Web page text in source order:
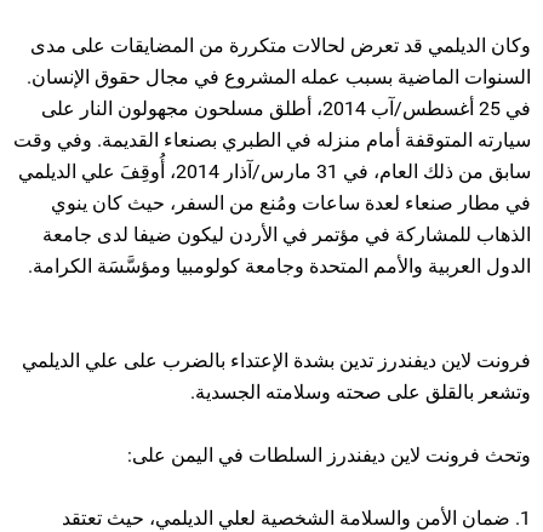
وكان الديلمي قد تعرض لحالات متكررة من المضايقات على مدى
السنوات الماضية بسبب عمله المشروع في مجال حقوق الإنسان.
في 25 أغسطس/آب 2014، أطلق مسلحون مجهولون النار على
سيارته المتوقفة أمام منزله في الطبري بصنعاء القديمة. وفي وقت
سابق من ذلك العام، في 31 مارس/آذار 2014، أُوقِفَ علي الديلمي
في مطار صنعاء لعدة ساعات ومُنع من السفر، حيث كان ينوي
الذهاب للمشاركة في مؤتمر في الأردن ليكون ضيفا لدى جامعة
الدول العربية والأمم المتحدة وجامعة كولومبيا ومؤسَّسَة الكرامة.
فرونت لاين ديفندرز تدين بشدة الإعتداء بالضرب على علي الديلمي
وتشعر بالقلق على صحته وسلامته الجسدية.
وتحث فرونت لاين ديفندرز السلطات في اليمن على:
1. ضمان الأمن والسلامة الشخصية لعلي الديلمي، حيث تعتقد